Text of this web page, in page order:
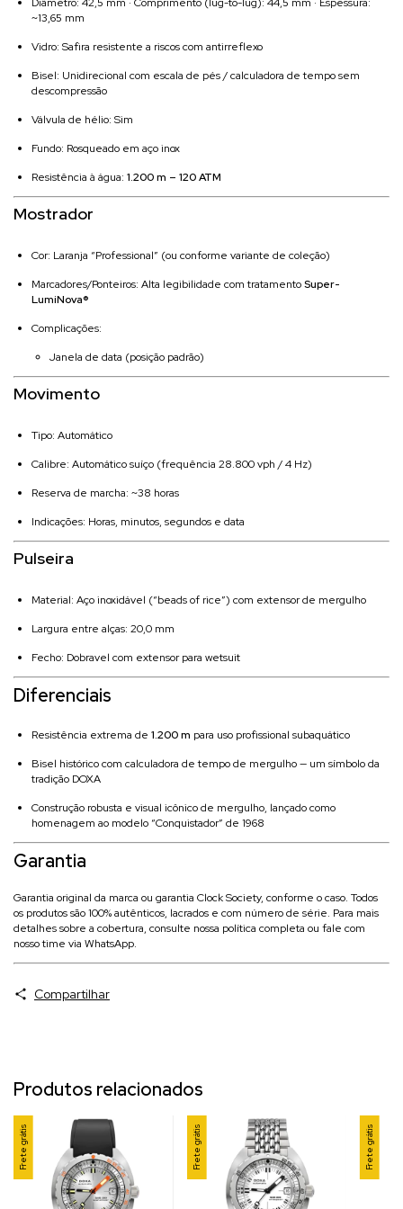
~13,65 mm
Vidro: Safira resistente a riscos com antirreflexo
Bisel: Unidirecional com escala de pés / calculadora de tempo sem
descompressão
Válvula de hélio: Sim
Fundo: Rosqueado em aço inox
Resistência à água: 1.200 m – 120 ATM
Mostrador
Cor: Laranja “Professional” (ou conforme variante de coleção)
Marcadores/Ponteiros: Alta legibilidade com tratamentoSuper-
LumiNova®
Complicações:
Janela de data (posição padrão)
Movimento
Tipo: Automático
Calibre: Automático suíço (frequência 28.800 vph / 4 Hz)
Reserva de marcha: ~38 horas
Indicações: Horas, minutos, segundos e data
Pulseira
Material: Aço inoxidável (“beads of rice”) com extensor de mergulho
Largura entre alças: 20,0 mm
Fecho: Dobravel com extensor para wetsuit
Diferenciais
Resistência extrema de 1.200 m para uso profissional subaquático
Bisel histórico com calculadora de tempo de mergulho — um símbolo da
tradição DOXA
Construção robusta e visual icônico de mergulho, lançado como
homenagem ao modelo “Conquistador” de 1968
Garantia
Garantia original da marca ou garantia Clock Society, conforme o caso. Todos
os produtos são 100% autênticos, lacrados e com número de série. Para mais
detalhes sobre a cobertura, consulte nossa política completa ou fale com
nosso time via WhatsApp.
Compartilhar
Produtos relacionados
Frete grátis Frete grátis Frete grátis